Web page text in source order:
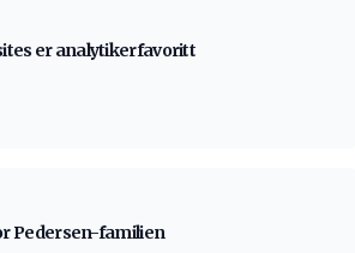
er analytikerfavoritt
Pedersen-familien